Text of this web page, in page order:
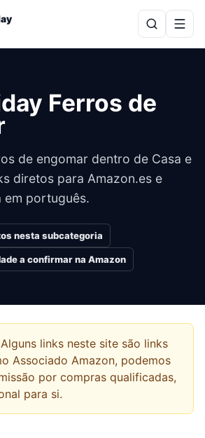
Ferros de
de engomar dentro de Casa e
diretos para Amazon.es e
em português.
nesta subcategoria
a confirmar na Amazon
Alguns links neste site são links
Associado Amazon, podemos
por compras qualificadas,
para si.